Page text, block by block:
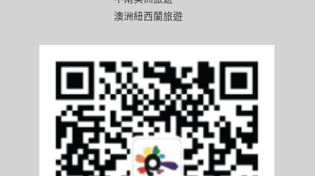
澳洲紐西蘭旅遊